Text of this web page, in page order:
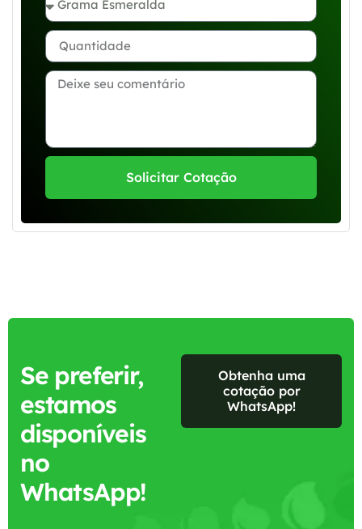
Solicitar Cotação
Se preferir,
estamos
disponíveis
no
WhatsApp!
Obtenha uma
cotação por
WhatsApp!